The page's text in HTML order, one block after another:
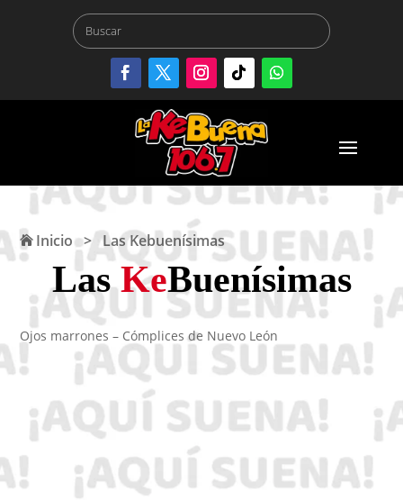
Inicio>Las Kebuenísimas
LasKeBuenísimas
Ojos marrones – Cómplices de Nuevo León